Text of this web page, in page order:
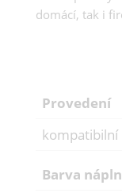
domácí, tak i
Provedení
kompatibilní
Barva